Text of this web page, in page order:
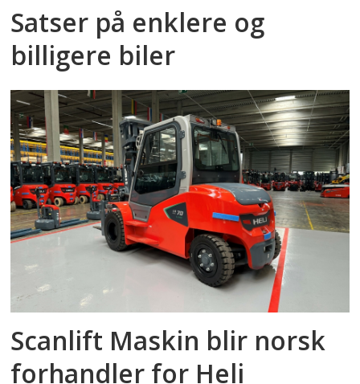
Satser på enklere og
billigere biler
Scanlift Maskin blir norsk
forhandler for Heli